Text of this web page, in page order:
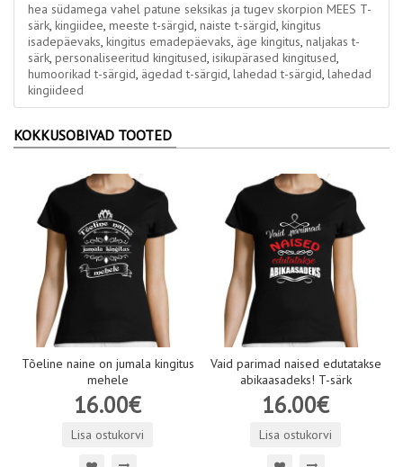
hea südamega vahel patune seksikas ja tugev skorpion MEES T-
särk, kingiidee, meeste t-särgid, naiste t-särgid, kingitus
isadepäevaks, kingitus emadepäevaks, äge kingitus, naljakas t-
särk, personaliseeritud kingitused, isikupärased kingitused,
humoorikad t-särgid, ägedad t-särgid, lahedad t-särgid, lahedad
kingiideed
KOKKUSOBIVAD TOOTED
Tõeline naine on jumala kingitus
mehele
16.00€
Lisa ostukorvi
Vaid parimad naised edutatakse
abikaasadeks! T-särk
16.00€
Lisa ostukorvi